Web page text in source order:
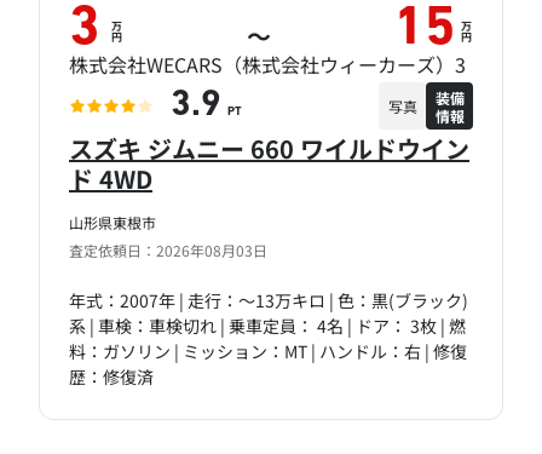
山形県東根市
査定依頼日：2026年08月03日
スズキ ジムニー 660 ワイルドウイン
ド 4WD
年式：2007年 | 走行：～13万キロ | 色：黒(ブラック)
系 | 車検：車検切れ | 乗車定員： 4名 | ドア： 3枚 | 燃
料：ガソリン | ミッション：MT | ハンドル：右 | 修復
歴：修復済
3 万
円 ～ 15 万
円
株式会社WECARS（株式会社ウィーカーズ）3
3.9 PT 写真
装備
情報